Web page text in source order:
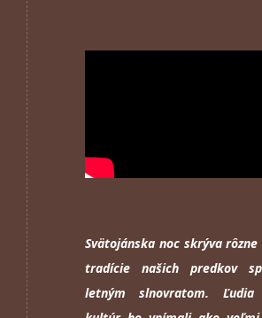
Svätojánska noc skrýva
tradície našich predkov
letným slnovratom. Ľudia